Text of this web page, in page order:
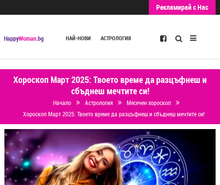
Рекламирай с Нас
HappyWoman.bg НАЙ-НОВИ АСТРОЛОГИЯ Търсене
Хороскоп Март 2025: Твоето време да разцъфнеш и
сбъднеш мечтите си!
Начало Астрология
Месечен хороскоп
Хороскоп Март 2025: Твоето време да разцъфнеш и сбъднеш мечтите си!